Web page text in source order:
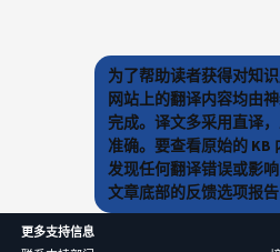
为了帮助读者获得对知
网站上的翻译内容均由
完成。译文多采用直译
准确。要查看原始的 KB
发现任何翻译错误或影
文章底部的反馈选项报告
更多支持信息